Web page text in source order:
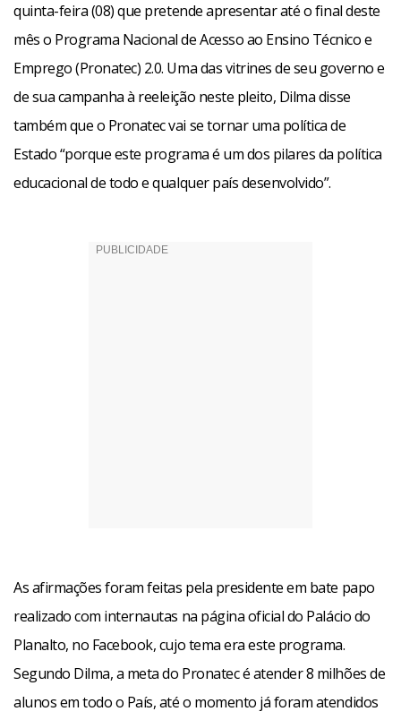
quinta-feira (08) que pretende apresentar até o final deste
mês o Programa Nacional de Acesso ao Ensino Técnico e
Emprego (Pronatec) 2.0. Uma das vitrines de seu governo e
de sua campanha à reeleição neste pleito, Dilma disse
também que o Pronatec vai se tornar uma política de
Estado “porque este programa é um dos pilares da política
educacional de todo e qualquer país desenvolvido”.
As afirmações foram feitas pela presidente em bate papo
realizado com internautas na página oficial do Palácio do
Planalto, no Facebook, cujo tema era este programa.
Segundo Dilma, a meta do Pronatec é atender 8 milhões de
alunos em todo o País, até o momento já foram atendidos